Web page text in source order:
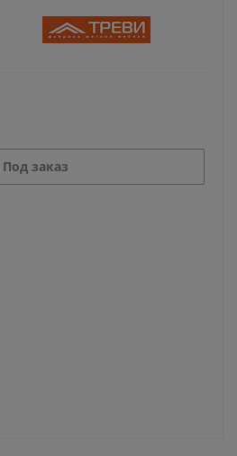
Под заказ